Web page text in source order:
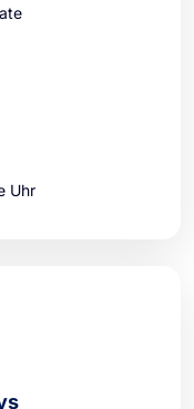
Uhr